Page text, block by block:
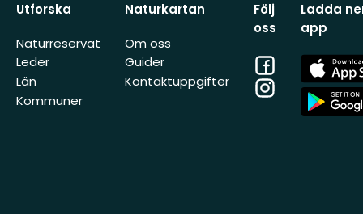
Utforska
Naturreservat
Leder
Län
Kommuner
Naturkartan
Om oss
Guider
Kontaktuppgifter
Följ
oss
Facebook
Instagram
Ladda
app
App
Store
App
Store